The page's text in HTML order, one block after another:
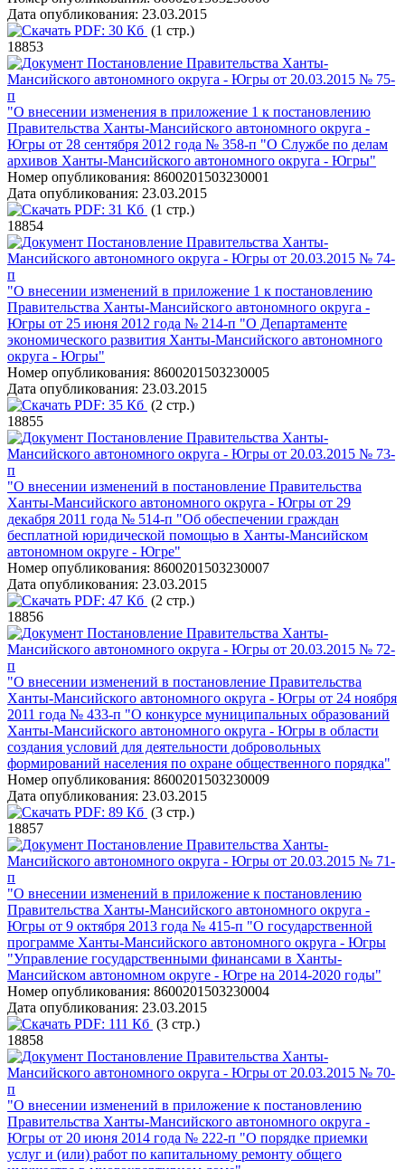
Дата опубликования: 23.03.2015
PDF: 30 Кб (1 стр.)
18853
Постановление Правительства Ханты-
Мансийского автономного округа - Югры от 20.03.2015 № 75-
п
"О внесении изменения в приложение 1 к постановлению
Правительства Ханты-Мансийского автономного округа -
Югры от 28 сентября 2012 года № 358-п "О Службе по делам
архивов Ханты-Мансийского автономного округа - Югры"
Номер опубликования: 8600201503230001
Дата опубликования: 23.03.2015
PDF: 31 Кб (1 стр.)
18854
Постановление Правительства Ханты-
Мансийского автономного округа - Югры от 20.03.2015 № 74-
п
"О внесении изменений в приложение 1 к постановлению
Правительства Ханты-Мансийского автономного округа -
Югры от 25 июня 2012 года № 214-п "О Департаменте
экономического развития Ханты-Мансийского автономного
округа - Югры"
Номер опубликования: 8600201503230005
Дата опубликования: 23.03.2015
PDF: 35 Кб (2 стр.)
18855
Постановление Правительства Ханты-
Мансийского автономного округа - Югры от 20.03.2015 № 73-
п
"О внесении изменений в постановление Правительства
Ханты-Мансийского автономного округа - Югры от 29
декабря 2011 года № 514-п "Об обеспечении граждан
бесплатной юридической помощью в Ханты-Мансийском
автономном округе - Югре"
Номер опубликования: 8600201503230007
Дата опубликования: 23.03.2015
PDF: 47 Кб (2 стр.)
18856
Постановление Правительства Ханты-
Мансийского автономного округа - Югры от 20.03.2015 № 72-
п
"О внесении изменений в постановление Правительства
Ханты-Мансийского автономного округа - Югры от 24 ноября
2011 года № 433-п "О конкурсе муниципальных образований
Ханты-Мансийского автономного округа - Югры в области
создания условий для деятельности добровольных
формирований населения по охране общественного порядка"
Номер опубликования: 8600201503230009
Дата опубликования: 23.03.2015
PDF: 89 Кб (3 стр.)
18857
Постановление Правительства Ханты-
Мансийского автономного округа - Югры от 20.03.2015 № 71-
п
"О внесении изменений в приложение к постановлению
Правительства Ханты-Мансийского автономного округа -
Югры от 9 октября 2013 года № 415-п "О государственной
программе Ханты-Мансийского автономного округа - Югры
"Управление государственными финансами в Ханты-
Мансийском автономном округе - Югре на 2014-2020 годы"
Номер опубликования: 8600201503230004
Дата опубликования: 23.03.2015
PDF: 111 Кб (3 стр.)
18858
Постановление Правительства Ханты-
Мансийского автономного округа - Югры от 20.03.2015 № 70-
п
"О внесении изменений в приложение к постановлению
Правительства Ханты-Мансийского автономного округа -
Югры от 20 июня 2014 года № 222-п "О порядке приемки
услуг и (или) работ по капитальному ремонту общего